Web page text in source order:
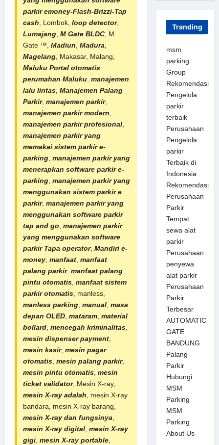
parkir emoney-Flash-Brizzi-Tap
cash, Lombok, loop detector,
Lumajang, M Gate BLDC, M
Gate ™, Madiun, Madura,
Magelang, Makasar, Malang,
Maluku Portal otomatis
perumahan Maluku, manajemen
lalu lintas, Manajemen Palang
Parkir, manajemen parkir,
manajemen parkir modern,
manajemen parkir profesional,
manajemen parkir yang
memakai sistem parkir e-
parking, manajemen parkir yang
menerapkan software parkir e-
parking, manajemen parkir yang
menggunakan sistem parkir e
parkir, manajemen parkir yang
menggunakan software parkir
tap and go, manajemen parkir
yang menggunakan software
parkir Tapa operator, Mandiri e-
money, manfaat, manfaat
palang parkir, manfaat palang
pintu otomatis, manfaat sistem
parkir otomatis, manless,
manless parking, manual, masa
depan OLED, mataram, material
bollard, mencegah kriminalitas,
mesin dispenser payment,
mesin kasir, mesin pagar
otomatis, mesin palang parkir,
mesin pintu otomatis, mesin
ticket validator, Mesin X-ray,
mesin X-ray adalah, mesin X-ray
bandara, mesin X-ray barang,
mesin X-ray dan fungsinya,
mesin X-ray digital, mesin X-ray
gigi, mesin X-ray portable,
Tranding
msm
parking
Group
Rekomendasi
Pengelola
parkir
terbaik
Perusahaan
Pengelola
parkir
Terbaik di
Indonesia
Rekomendasi
Perusahaan
Parkir
Tempat
sewa alat
parkir
Perusahaan
penyewa
alat parkir
Perusahaan
Parkir
Terbesar
AUTOMATIC
GATE
BANDUNG
Palang
Parkir
Hubungi
MSM
Parking
MSM
Parking
About Us